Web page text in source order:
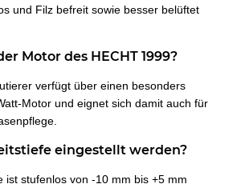
und Filz befreit sowie besser belüftet
Motor des HECHT 1999?
verfügt über einen besonders
Motor und eignet sich damit auch für
eingestellt werden?
ist stufenlos von -10 mm bis +5 mm